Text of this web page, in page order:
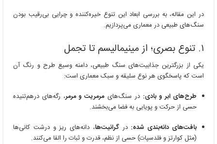
در این مقاله، به بررسی ابعاد این تنوع خیره‌کننده و چرایی بی‌رقیب بودن
سنگ‌های طبیعی در معماری می‌پردازیم.
۱. تنوع بصری؛ از مینیمالیسم تا تجمل
یکی از بزرگترین جذابیت‌های سنگ طبیعی، دامنه وسیع طرح و رنگ آن
است که پاسخگوی هر نوع سلیقه و سبک معماری است:
طرح‌های ابر و بادی: در سنگ‌هایمرمریت و مرمر، رگه‌های درهم‌تنیده
حسی از حرکت و پویایی به فضا می‌بخشند.
بافت‌های دانه‌بندی شده: درگرانیت‌ها، دانه‌های ریز و درشت کانی‌ها
(مثل کوارتز و فلدسپات) حسی از نظم، قدرت و ثبات را القا می‌کنند.